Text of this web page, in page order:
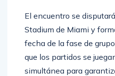
El encuentro se
Stadium de Miami y
fecha de la fase de
que los partidos se
simultánea para